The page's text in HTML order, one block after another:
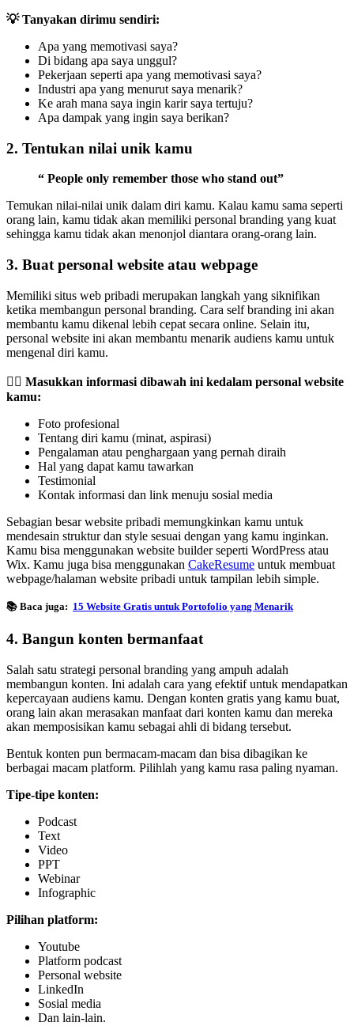
💡 Tanyakan dirimu sendiri:
Apa yang memotivasi saya?
Di bidang apa saya unggul?
Pekerjaan seperti apa yang memotivasi saya?
Industri apa yang menurut saya menarik?
Ke arah mana saya ingin karir saya tertuju?
Apa dampak yang ingin saya berikan?
2. Tentukan nilai unik kamu
“ People only remember those who stand out”
Temukan nilai-nilai unik dalam diri kamu. Kalau kamu sama seperti
orang lain, kamu tidak akan memiliki personal branding yang kuat
sehingga kamu tidak akan menonjol diantara orang-orang lain.
3. Buat personal website atau webpage
Memiliki situs web pribadi merupakan langkah yang siknifikan
ketika membangun personal branding. Cara self branding ini akan
membantu kamu dikenal lebih cepat secara online. Selain itu,
personal website ini akan membantu menarik audiens kamu untuk
mengenal diri kamu.
✍🏻 Masukkan informasi dibawah ini kedalam personal website
kamu:
Foto profesional
Tentang diri kamu (minat, aspirasi)
Pengalaman atau penghargaan yang pernah diraih
Hal yang dapat kamu tawarkan
Testimonial
Kontak informasi dan link menuju sosial media
Sebagian besar website pribadi memungkinkan kamu untuk
mendesain struktur dan style sesuai dengan yang kamu inginkan.
Kamu bisa menggunakan website builder seperti WordPress atau
Wix. Kamu juga bisa menggunakan CakeResume untuk membuat
webpage/halaman website pribadi untuk tampilan lebih simple.
📚 Baca juga: 15 Website Gratis untuk Portofolio yang Menarik
4. Bangun konten bermanfaat
Salah satu strategi personal branding yang ampuh adalah
membangun konten. Ini adalah cara yang efektif untuk mendapatkan
kepercayaan audiens kamu. Dengan konten gratis yang kamu buat,
orang lain akan merasakan manfaat dari konten kamu dan mereka
akan memposisikan kamu sebagai ahli di bidang tersebut.
Bentuk konten pun bermacam-macam dan bisa dibagikan ke
berbagai macam platform. Pilihlah yang kamu rasa paling nyaman.
Tipe-tipe konten:
Podcast
Text
Video
PPT
Webinar
Infographic
Pilihan platform:
Youtube
Platform podcast
Personal website
LinkedIn
Sosial media
Dan lain-lain.